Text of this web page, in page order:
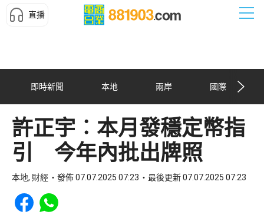
直播
即時新聞 本地 兩岸 國際
許正宇︰本月發穩定幣指
引 今年內批出牌照
本地, 財經 發佈 07.07.2025 07:23 最後更新 07.07.2025 07:23
Share to Facebook
Share to WhatsApp